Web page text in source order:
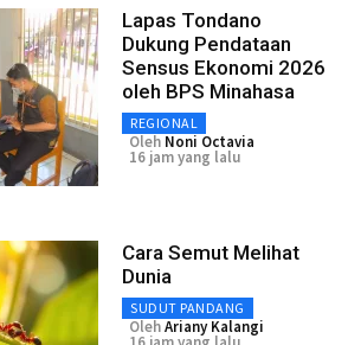
Lapas Tondano
Dukung Pendataan
Sensus Ekonomi 2026
oleh BPS Minahasa
REGIONAL
Oleh Noni Octavia
16 jam yang lalu
Cara Semut Melihat
Dunia
SUDUT PANDANG
OlehAriany Kalangi